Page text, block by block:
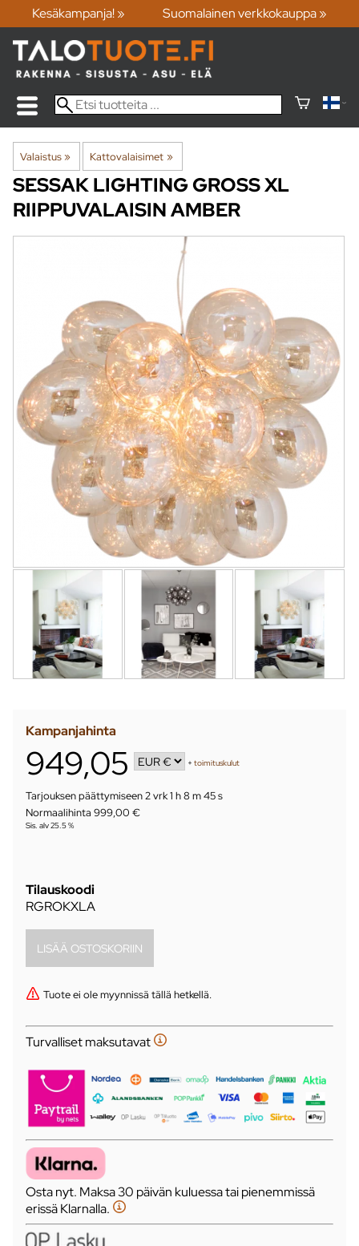
Kesäkampanja! » Suomalainen verkkokauppa »
Valaistus‪» Kattovalaisimet ‪»
SESSAK LIGHTINGGROSS XL
RIIPPUVALAISIN AMBER
Kampanjahinta
949,05 +toimituskulut
Tarjouksen päättymiseen2 vrk 1 h 8 m 44 s
Normaalihinta 999,00 €
Sis. alv 25.5 %
Tilauskoodi
RGROKXLA
Tuote ei ole myynnissä tällä hetkellä.
Turvalliset maksutavat
Osta nyt. Maksa 30 päivän kuluessa tai pienemmissä
erissä Klarnalla.